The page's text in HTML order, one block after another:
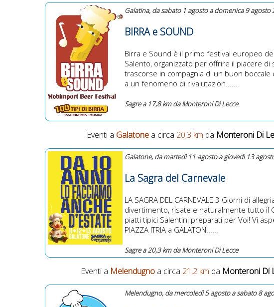
Galatina, da sabato 1 agosto a domenica 9 agosto
BIRRA e SOUND
Birra e Sound è il primo festival europeo
Salento, organizzato per offrire il piacere di
trascorse in compagnia di un buon boccale
a un fenomeno di rivalutazion......
Sagre a 17,8 km da Monteroni Di Lecce
Eventi a Galatonea circa 20,3 km da Monteroni Di
Galatone, da martedì 11 agosto a giovedì 13
La Sagra del Carnevale
LA SAGRA DEL CARNEVALE 3 Giorni di
divertimento, risate e naturalmente tutto il
piatti tipici Salentini preparati per Voi! Vi
PIAZZA ITRIA a GALATON......
Sagre a 20,3 km da Monteroni Di Lecce
Eventi a Melendugnoa circa 21,2 km da Monteroni Di
Melendugno, da mercoledì 5 agosto a sabato 8